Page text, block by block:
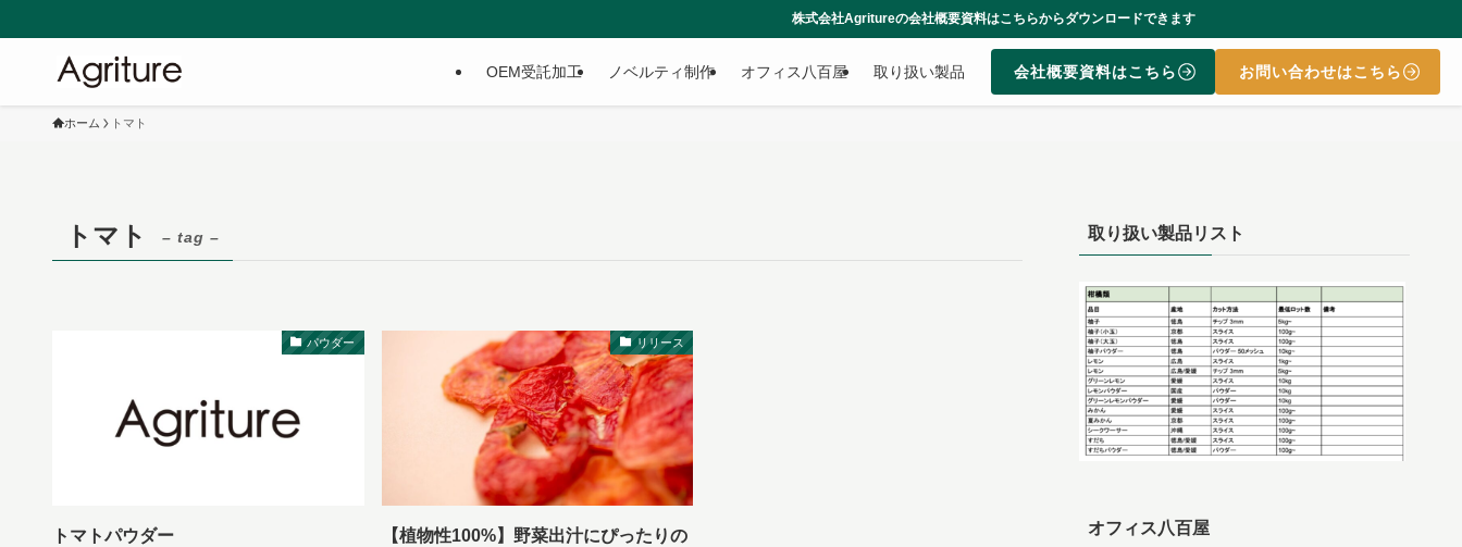
株式会社Agritureの会社概要資料はこちらからダウンロードできます
OEM受託加工 ノベルティ制作 オフィス八百屋 取り扱い製品 会社概要資料はこちら お問い合わせはこちら
ホーム トマト
トマト – tag –
パウダー
トマトパウダー
リリース
【植物性100%】野菜出汁にぴったりの
取り扱い製品リスト
オフィス八百屋